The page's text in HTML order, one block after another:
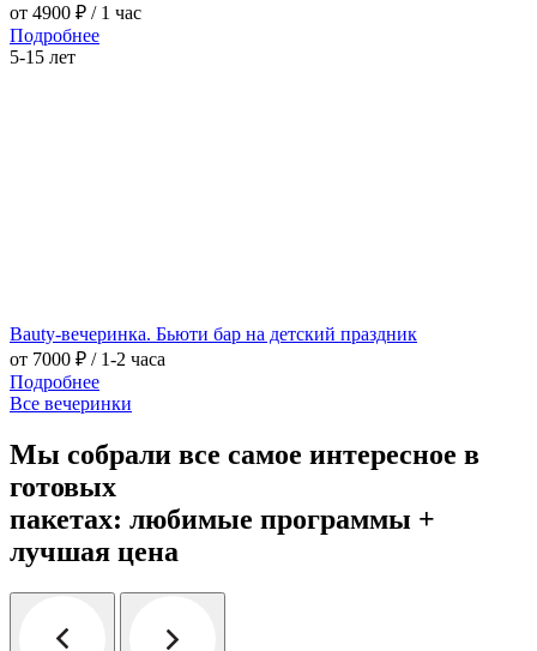
от 4900 ₽ / 1 час
Подробнее
5-15 лет
Bauty-вечеринка. Бьюти бар на детский праздник
от 7000 ₽ / 1-2 часа
Подробнее
Все вечеринки
Мы собрали все самое интересное в
готовых
пакетах: любимые программы +
лучшая цена